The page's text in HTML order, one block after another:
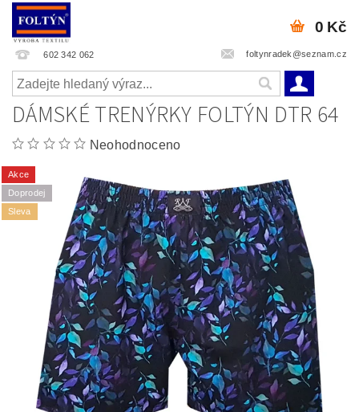
602 342 062 foltynradek@seznam.cz
0 Kč
DÁMSKÉ TRENÝRKY FOLTÝN DTR 64
Neohodnoceno
Akce
Doprodej
Sleva